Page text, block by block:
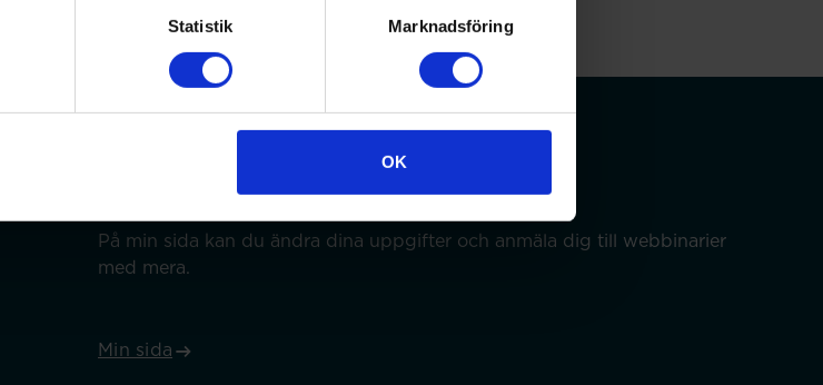
Statistik Marknadsföring
OK
På min sida kan du ändra dina uppgifter och anmäla dig till webbinarier
med mera.
Min sida